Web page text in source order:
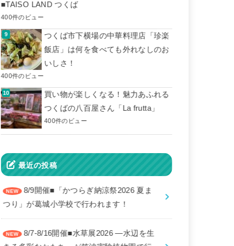
■TAISO LAND つくば
400件のビュー
つくば市下横場の中華料理店「珍楽
飯店」は何を食べても外れなしのお
いしさ！
400件のビュー
買い物が楽しくなる！魅力あふれる
つくばの八百屋さん「La frutta」
400件のビュー
最近の投稿
8/9開催■「かつらぎ納涼祭2026 夏ま
つり」が葛城小学校で行われます！
8/7-8/16開催■水草展2026 ―水辺を生